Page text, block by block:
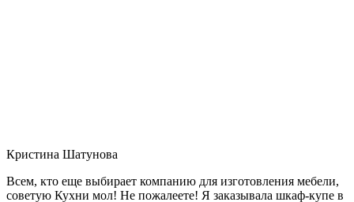
Кристина Шатунова
Всем, кто еще выбирает компанию для изготовления мебели,
советую Кухни мол! Не пожалеете! Я заказывала шкаф-купе в